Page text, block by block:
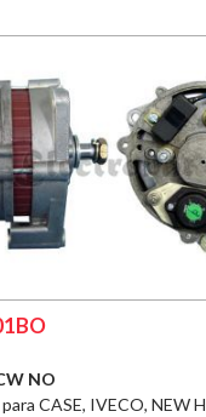
NO
CASE, IVECO, NEW